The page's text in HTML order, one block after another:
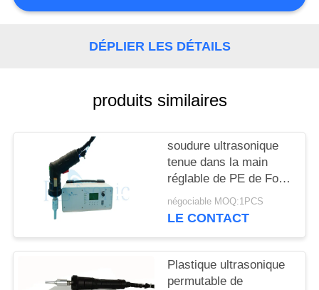
CAS
POLITIQUE
CONFIDENTIALITÉ
DÉPLIER LES DÉTAILS
produits similaires
soudure ultrasonique
tenue dans la main
réglable de PE de For
pp de soudeuse de
600w 35Khz
négociable MOQ:1PCS
LE CONTACT
Plastique ultrasonique
permutable de